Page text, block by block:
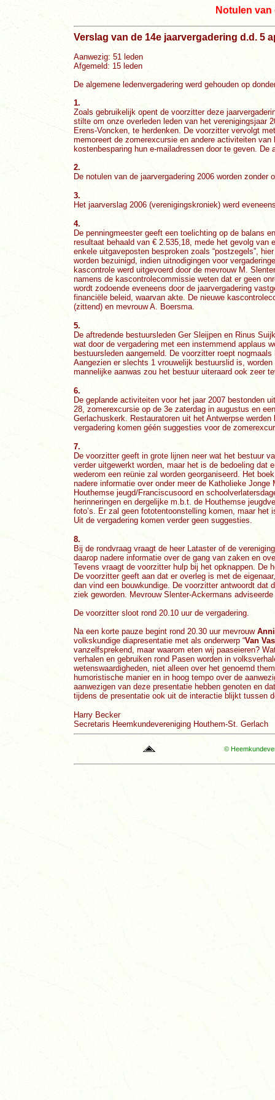
Notulen van
Verslag van de 14e jaarvergadering d.d. 5
Aanwezig: 51 leden
Afgemeld: 15 leden
De algemene ledenvergadering werd gehouden op
1.
Zoals gebruikelijk opent de voorzitter deze
stilte om onze overleden leden van het verenigingsjaar
Erens-Voncken, te herdenken. De voorzitter vervolgt
memoreert de zomerexcursie en andere activiteiten
kostenbesparing hun e-mailadressen door te geven.
2.
De notulen van de jaarvergadering 2006 worden zonder
3.
Het jaarverslag 2006 (verenigingskroniek) werd
4.
De penningmeester geeft een toelichting op de balans
resultaat behaald van € 2.535,18, mede het gevolg
enkele uitgaveposten besproken zoals “postzegels”,
worden bezuinigd, indien uitnodigingen voor
kascontrole werd uitgevoerd door de mevrouw M.
namens de kascontrolecommissie weten dat er geen
wordt zodoende eveneens door de jaarvergadering
financiële beleid, waarvan akte. De nieuwe
(zittend) en mevrouw A. Boersma.
5.
De aftredende bestuursleden Ger Sleijpen en Rinus
wat door de vergadering met een instemmend applaus
bestuursleden aangemeld. De voorzitter roept
Aangezien er slechts 1 vrouwelijk bestuurslid is,
mannelijke aanwas zou het bestuur uiteraard ook zeer
6.
De geplande activiteiten voor het jaar 2007 bestonden
28, zomerexcursie op de 3e zaterdag in augustus en
Gerlachuskerk. Restauratoren uit het Antwerpse
vergadering komen géén suggesties voor de
7.
De voorzitter geeft in grote lijnen neer wat het bestuur
verder uitgewerkt worden, maar het is de bedoeling dat
wederom een reünie zal worden georganiseerd. Het
nadere informatie over onder meer de Katholieke
Houthemse jeugd/Franciscusoord en
herinneringen en dergelijke m.b.t. de Houthemse
foto’s. Er zal geen fototentoonstelling komen, maar
Uit de vergadering komen verder geen suggesties.
8.
Bij de rondvraag vraagt de heer Lataster of de
daarop nadere informatie over de gang van zaken en
Tevens vraagt de voorzitter hulp bij het opknappen. De
De voorzitter geeft aan dat er overleg is met de
dan vind een bouwkundige. De voorzitter antwoordt
ziek geworden. Mevrouw Slenter-Ackermans
De voorzitter sloot rond 20.10 uur de vergadering.
Na een korte pauze begint rond 20.30 uur mevrouw
volkskundige diapresentatie met als onderwerp “Van
vanzelfsprekend, maar waarom eten wij paaseieren?
verhalen en gebruiken rond Pasen worden in
wetenswaardigheden, niet alleen over het genoemd
humoristische manier en in hoog tempo over de
aanwezigen van deze presentatie hebben genoten en
tijdens de presentatie ook uit de interactie blijkt tussen
Harry Becker
Secretaris Heemkundevereniging Houthem-St. Gerlach
©